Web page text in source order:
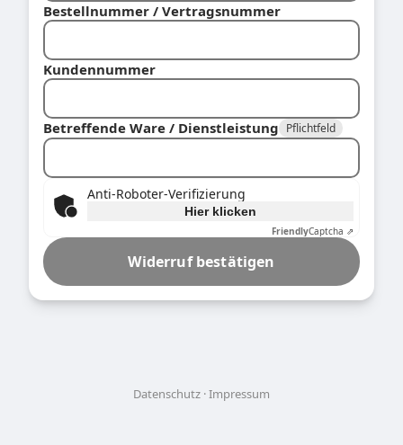
Bestellnummer / Vertragsnummer
Kundennummer
Betreffende Ware / Dienstleistung Pflichtfeld
Anti-Roboter-Verifizierung
Hier klicken
FriendlyCaptcha ⇗
Widerruf bestätigen
Datenschutz Impressum